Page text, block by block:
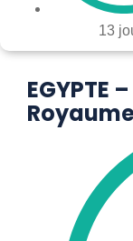
13
EGYPTE